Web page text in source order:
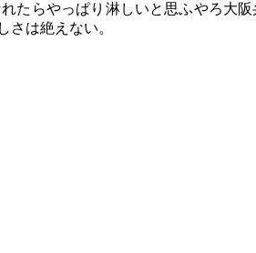
たらやっぱり淋しいと思ふやろ
は絶えない。